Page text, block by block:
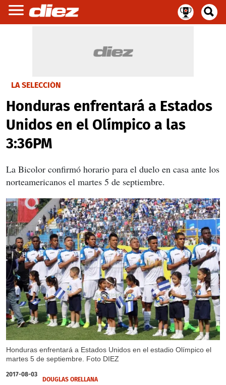
LA SELECCIÓN
Honduras enfrentará a Estados
Unidos en el Olímpico a las
3:36PM
La Bicolor confirmó horario para el duelo en casa ante los
norteamericanos el martes 5 de septiembre.
Honduras enfrentará a Estados Unidos en el estadio Olímpico el
martes 5 de septiembre. Foto DIEZ
X
2017-08-03
DOUGLAS ORELLANA